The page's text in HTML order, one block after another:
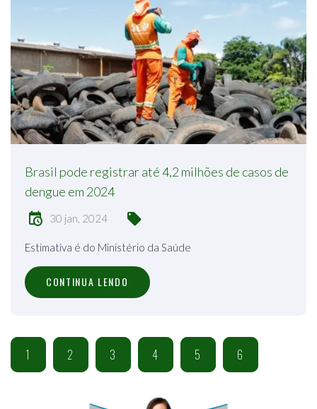
Brasil pode registrar até 4,2 milhões de casos de
dengue em 2024
30 jan, 2024
Estimativa é do Ministério da Saúde
CONTINUA LENDO
1 2 3 4 5 6